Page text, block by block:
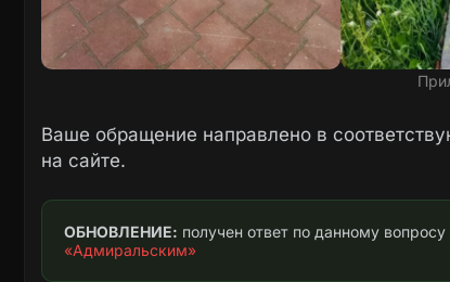
Ваше обращение направлено в
на сайте.
ОБНОВЛЕНИЕ: получен ответ по данному вопросу
«Адмиральским»